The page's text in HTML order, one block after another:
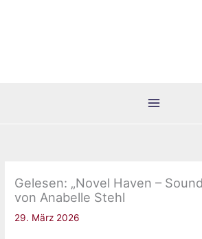
Gelesen: „Novel Haven –
von Anabelle Stehl
29. März 2026